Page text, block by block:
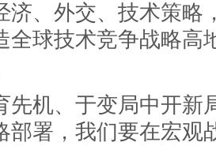
济、外交、技术策略
全球技术竞争战略高
机、于变局中开新
部署，我们要在宏观